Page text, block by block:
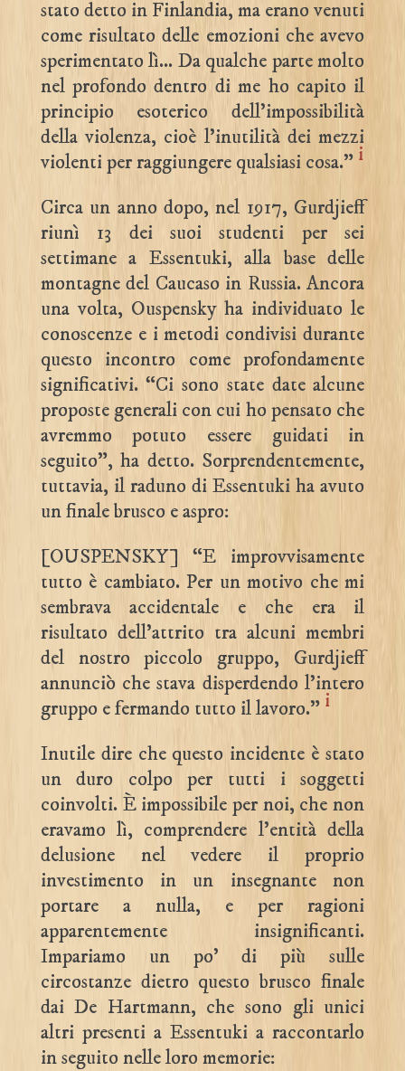
stato detto in Finlandia, ma erano venuti
come risultato delle emozioni che avevo
sperimentato lì… Da qualche parte molto
nel profondo dentro di me ho capito il
principio esoterico dell’impossibilità
della violenza, cioè l’inutilità dei mezzi
violenti per raggiungere qualsiasi cosa.” i
Circa un anno dopo, nel 1917, Gurdjieff
riunì 13 dei suoi studenti per sei
settimane a Essentuki, alla base delle
montagne del Caucaso in Russia. Ancora
una volta, Ouspensky ha individuato le
conoscenze e i metodi condivisi durante
questo incontro come profondamente
significativi. “Ci sono state date alcune
proposte generali con cui ho pensato che
avremmo potuto essere guidati in
seguito”, ha detto. Sorprendentemente,
tuttavia, il raduno di Essentuki ha avuto
un finale brusco e aspro:
[OUSPENSKY] “E improvvisamente
tutto è cambiato. Per un motivo che mi
sembrava accidentale e che era il
risultato dell’attrito tra alcuni membri
del nostro piccolo gruppo, Gurdjieff
annunciò che stava disperdendo l’intero
gruppo e fermando tutto il lavoro.” i
Inutile dire che questo incidente è stato
un duro colpo per tutti i soggetti
coinvolti. È impossibile per noi, che non
eravamo lì, comprendere l’entità della
delusione nel vedere il proprio
investimento in un insegnante non
portare a nulla, e per ragioni
apparentemente insignificanti.
Impariamo un po’ di più sulle
circostanze dietro questo brusco finale
dai De Hartmann, che sono gli unici
altri presenti a Essentuki a raccontarlo
in seguito nelle loro memorie: